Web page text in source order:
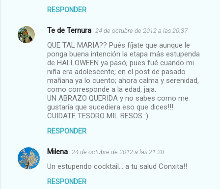
RESPONDER
Te de Ternura 24 de octubre de 2012 a las 20:37
QUE TAL MARIA?? Pués fíjate que aunque le
ponga buena intención la etapa más estupenda
de HALLOWEEN ya pasó; pues fué cuando mi
niña era adolescente; en el post de pasado
mañana ya lo cuento; ahora calma y serenidad,
como corresponde a la edad, jaja.
UN ABRAZO QUERIDA y no sabes como me
gustaría que sucediera eso que dices!!!
CUIDATE TESORO MIL BESOS :)
RESPONDER
Milena 24 de octubre de 2012 a las 21:28
Un estupendo cocktail... a tu salud Conxita!!
RESPONDER